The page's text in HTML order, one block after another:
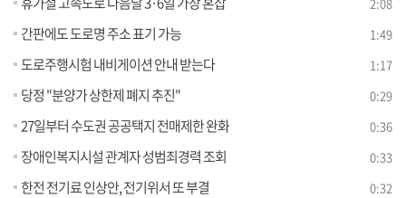
간판에도 도로명 주소 표기 가능 1:49
도로주행시험 내비게이션 안내 받는다 1:17
당정 "분양가 상한제 폐지 추진" 0:29
27일부터 수도권 공공택지 전매제한 완화 0:36
장애인복지시설 관계자 성범죄경력 조회 0:33
한전 전기료 인상안, 전기위서 또 부결 0:32